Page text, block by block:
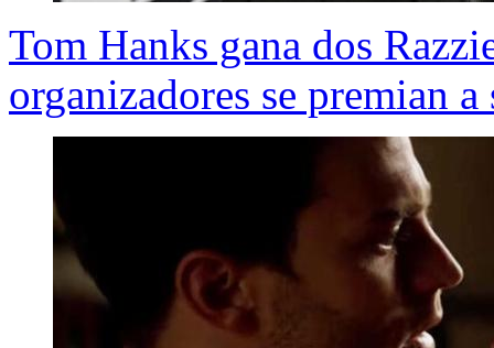
Tom Hanks gana dos
organizadores se premian